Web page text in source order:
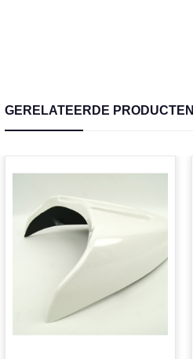
GERELATEERDE PRODUCTEN